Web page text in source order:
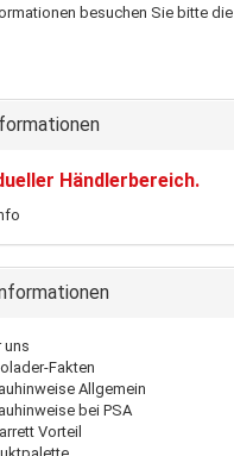
besuchen Sie bitte die
Händlerbereich.
uns
Fakten
Allgemein
bei PSA
Vorteil